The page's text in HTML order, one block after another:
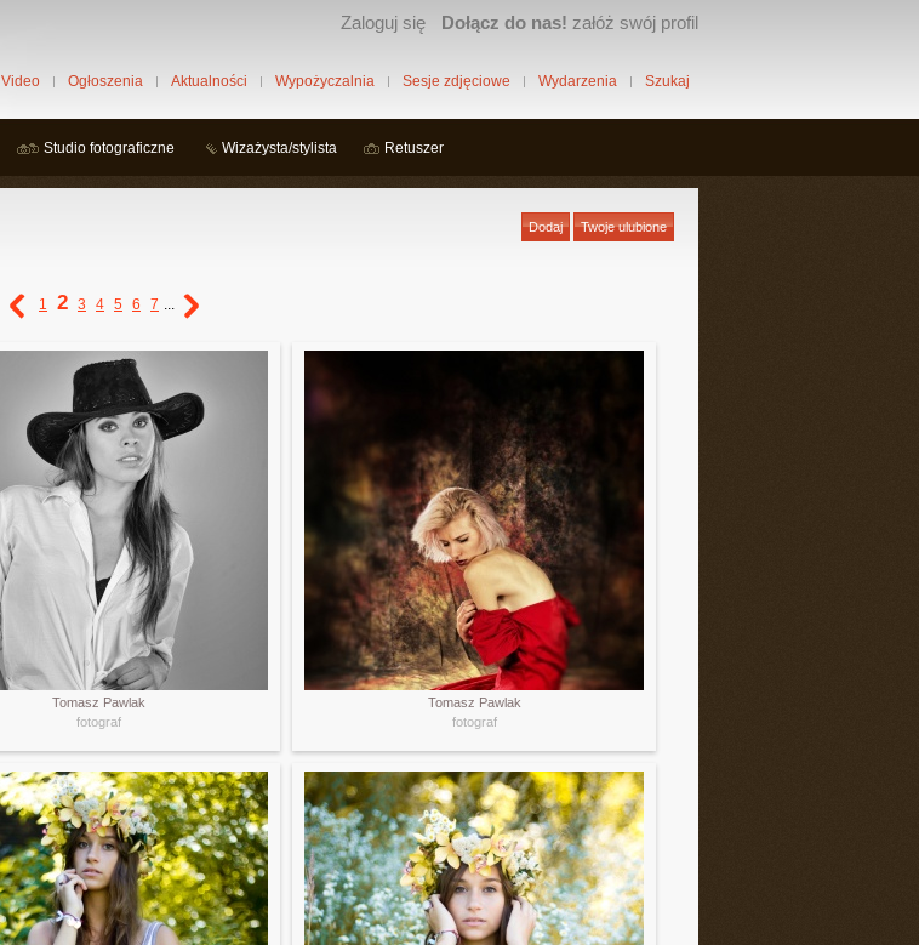
Zaloguj się Dołącz do nas! załóż swój profil
Video Ogłoszenia Aktualności Wypożyczalnia Sesje zdjęciowe Wydarzenia Szukaj
Studio fotograficzne Wizażysta/stylista Retuszer
1 2 3 4 5 6 7 ...
Tomasz Pawlak
fotograf
Tomasz Pawlak
fotograf